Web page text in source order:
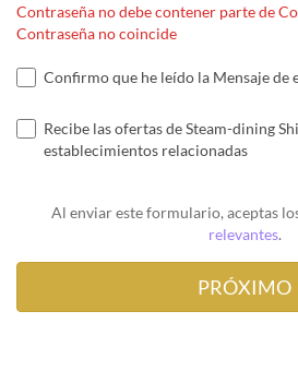
Contraseña no debe contener parte de
Contraseña no coincide
Confirmo que he leído la Mensaje
Recibe las ofertas de Steam-dining
establecimientos relacionadas
Al enviar este formulario, aceptas
relevantes.